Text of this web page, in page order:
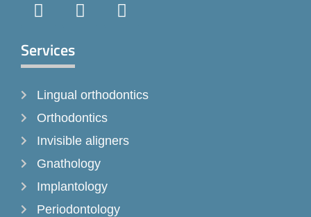
a
e
b
o
k
-
f
n
r
a
m
i
Services
Lingual orthodontics
Orthodontics
Invisible aligners
Gnathology
Implantology
Periodontology